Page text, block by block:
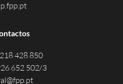
428 850
652 502/3